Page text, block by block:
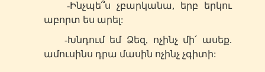
-Ինչպե՞ս չբարկանա, երբ երկու
աբորտ ես արել:
-Խնդում եմ Ձեզ, ոչինչ մի՛ ասեք.
ամուսինս դրա մասին ոչինչ չգիտի: